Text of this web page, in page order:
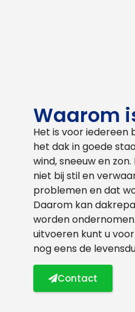
Waarom
Het is voor iedereen
het dak in goede
wind, sneeuw en
niet bij stil en
problemen en dat
Daarom kan
worden
uitvoeren kunt u
nog eens de
Contact